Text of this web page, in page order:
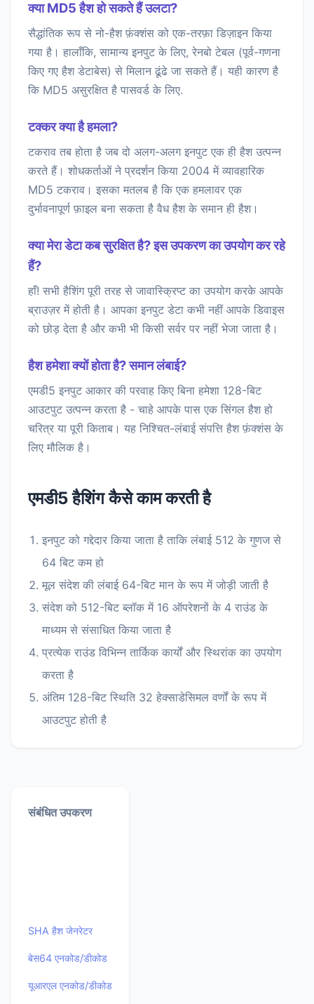
क्या MD5 हैश हो सकते हैं उलटा?
सैद्धांतिक रूप से नो-हैश फ़ंक्शंस को एक-तरफ़ा डिज़ाइन किया
गया है। हालाँकि, सामान्य इनपुट के लिए, रेनबो टेबल (पूर्व-गणना
किए गए हैश डेटाबेस) से मिलान ढूंढे जा सकते हैं। यही कारण है
कि MD5 असुरक्षित है पासवर्ड के लिए.
टक्कर क्या है हमला?
टकराव तब होता है जब दो अलग-अलग इनपुट एक ही हैश उत्पन्न
करते हैं। शोधकर्ताओं ने प्रदर्शन किया 2004 में व्यावहारिक
MD5 टकराव। इसका मतलब है कि एक हमलावर एक
दुर्भावनापूर्ण फ़ाइल बना सकता है वैध हैश के समान ही हैश।
क्या मेरा डेटा कब सुरक्षित है? इस उपकरण का उपयोग कर रहे
हैं?
हाँ! सभी हैशिंग पूरी तरह से जावास्क्रिप्ट का उपयोग करके आपके
ब्राउज़र में होती है। आपका इनपुट डेटा कभी नहीं आपके डिवाइस
को छोड़ देता है और कभी भी किसी सर्वर पर नहीं भेजा जाता है।
हैश हमेशा क्यों होता है? समान लंबाई?
एमडी5 इनपुट आकार की परवाह किए बिना हमेशा 128-बिट
आउटपुट उत्पन्न करता है - चाहे आपके पास एक सिंगल हैश हो
चरित्र या पूरी किताब। यह निश्चित-लंबाई संपत्ति हैश फ़ंक्शंस के
लिए मौलिक है।
एमडी5 हैशिंग कैसे काम करती है
इनपुट को गद्देदार किया जाता है ताकि लंबाई 512 के गुणज से
64 बिट कम हो
मूल संदेश की लंबाई 64-बिट मान के रूप में जोड़ी जाती है
संदेश को 512-बिट ब्लॉक में 16 ऑपरेशनों के 4 राउंड के
माध्यम से संसाधित किया जाता है
प्रत्येक राउंड विभिन्न तार्किक कार्यों और स्थिरांक का उपयोग
करता है
अंतिम 128-बिट स्थिति 32 हेक्साडेसिमल वर्णों के रूप में
आउटपुट होती है
संबंधित उपकरण
SHA हैश जेनरेटर
बेस64 एनकोड/डीकोड
यूआरएल एनकोड/डीकोड